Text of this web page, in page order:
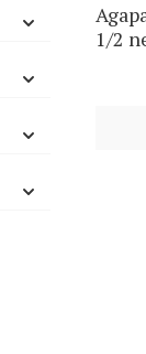
1/2